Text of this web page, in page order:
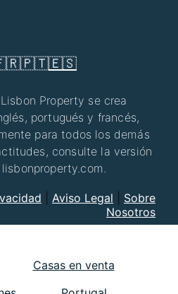
🇵🇹🇪🇸
Property se crea
portugués y francés,
para todos los demás
consulte la versión
Aviso Legal
Sobre
Nosotros
Casas en venta